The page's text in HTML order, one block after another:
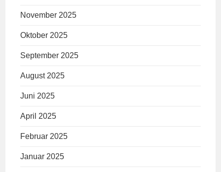
November 2025
Oktober 2025
September 2025
August 2025
Juni 2025
April 2025
Februar 2025
Januar 2025